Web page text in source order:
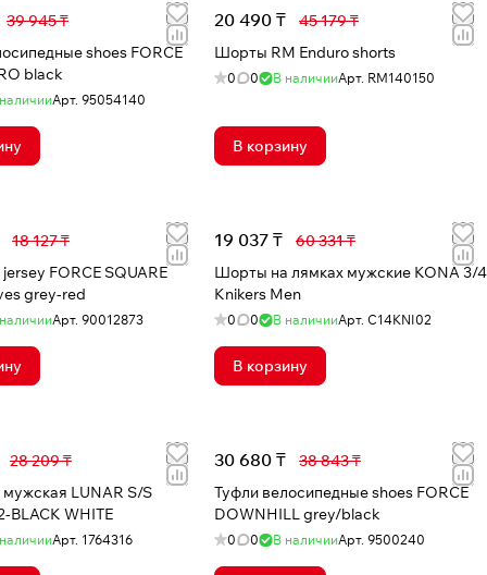
39 945 ₸
shoes FORCE
black
Арт. 95054140
20 490 ₸
45 179 ₸
Шорты RM Enduro shorts
0 0 В наличииАрт. RM140150
В корзину
18 127 ₸
FORCE SQUARE
short sleeves grey-red
Арт. 90012873
19 037 ₸
60 331 ₸
Шорты на лямках мужские KONA 3/4
Knikers Men
0 0 В наличииАрт. C14KNI02
В корзину
28 209 ₸
LUNAR S/S
BLACK WHITE
Арт. 1764316
30 680 ₸
38 843 ₸
Туфли велосипедные shoes FORCE
DOWNHILL grey/black
0 0 В наличииАрт. 9500240